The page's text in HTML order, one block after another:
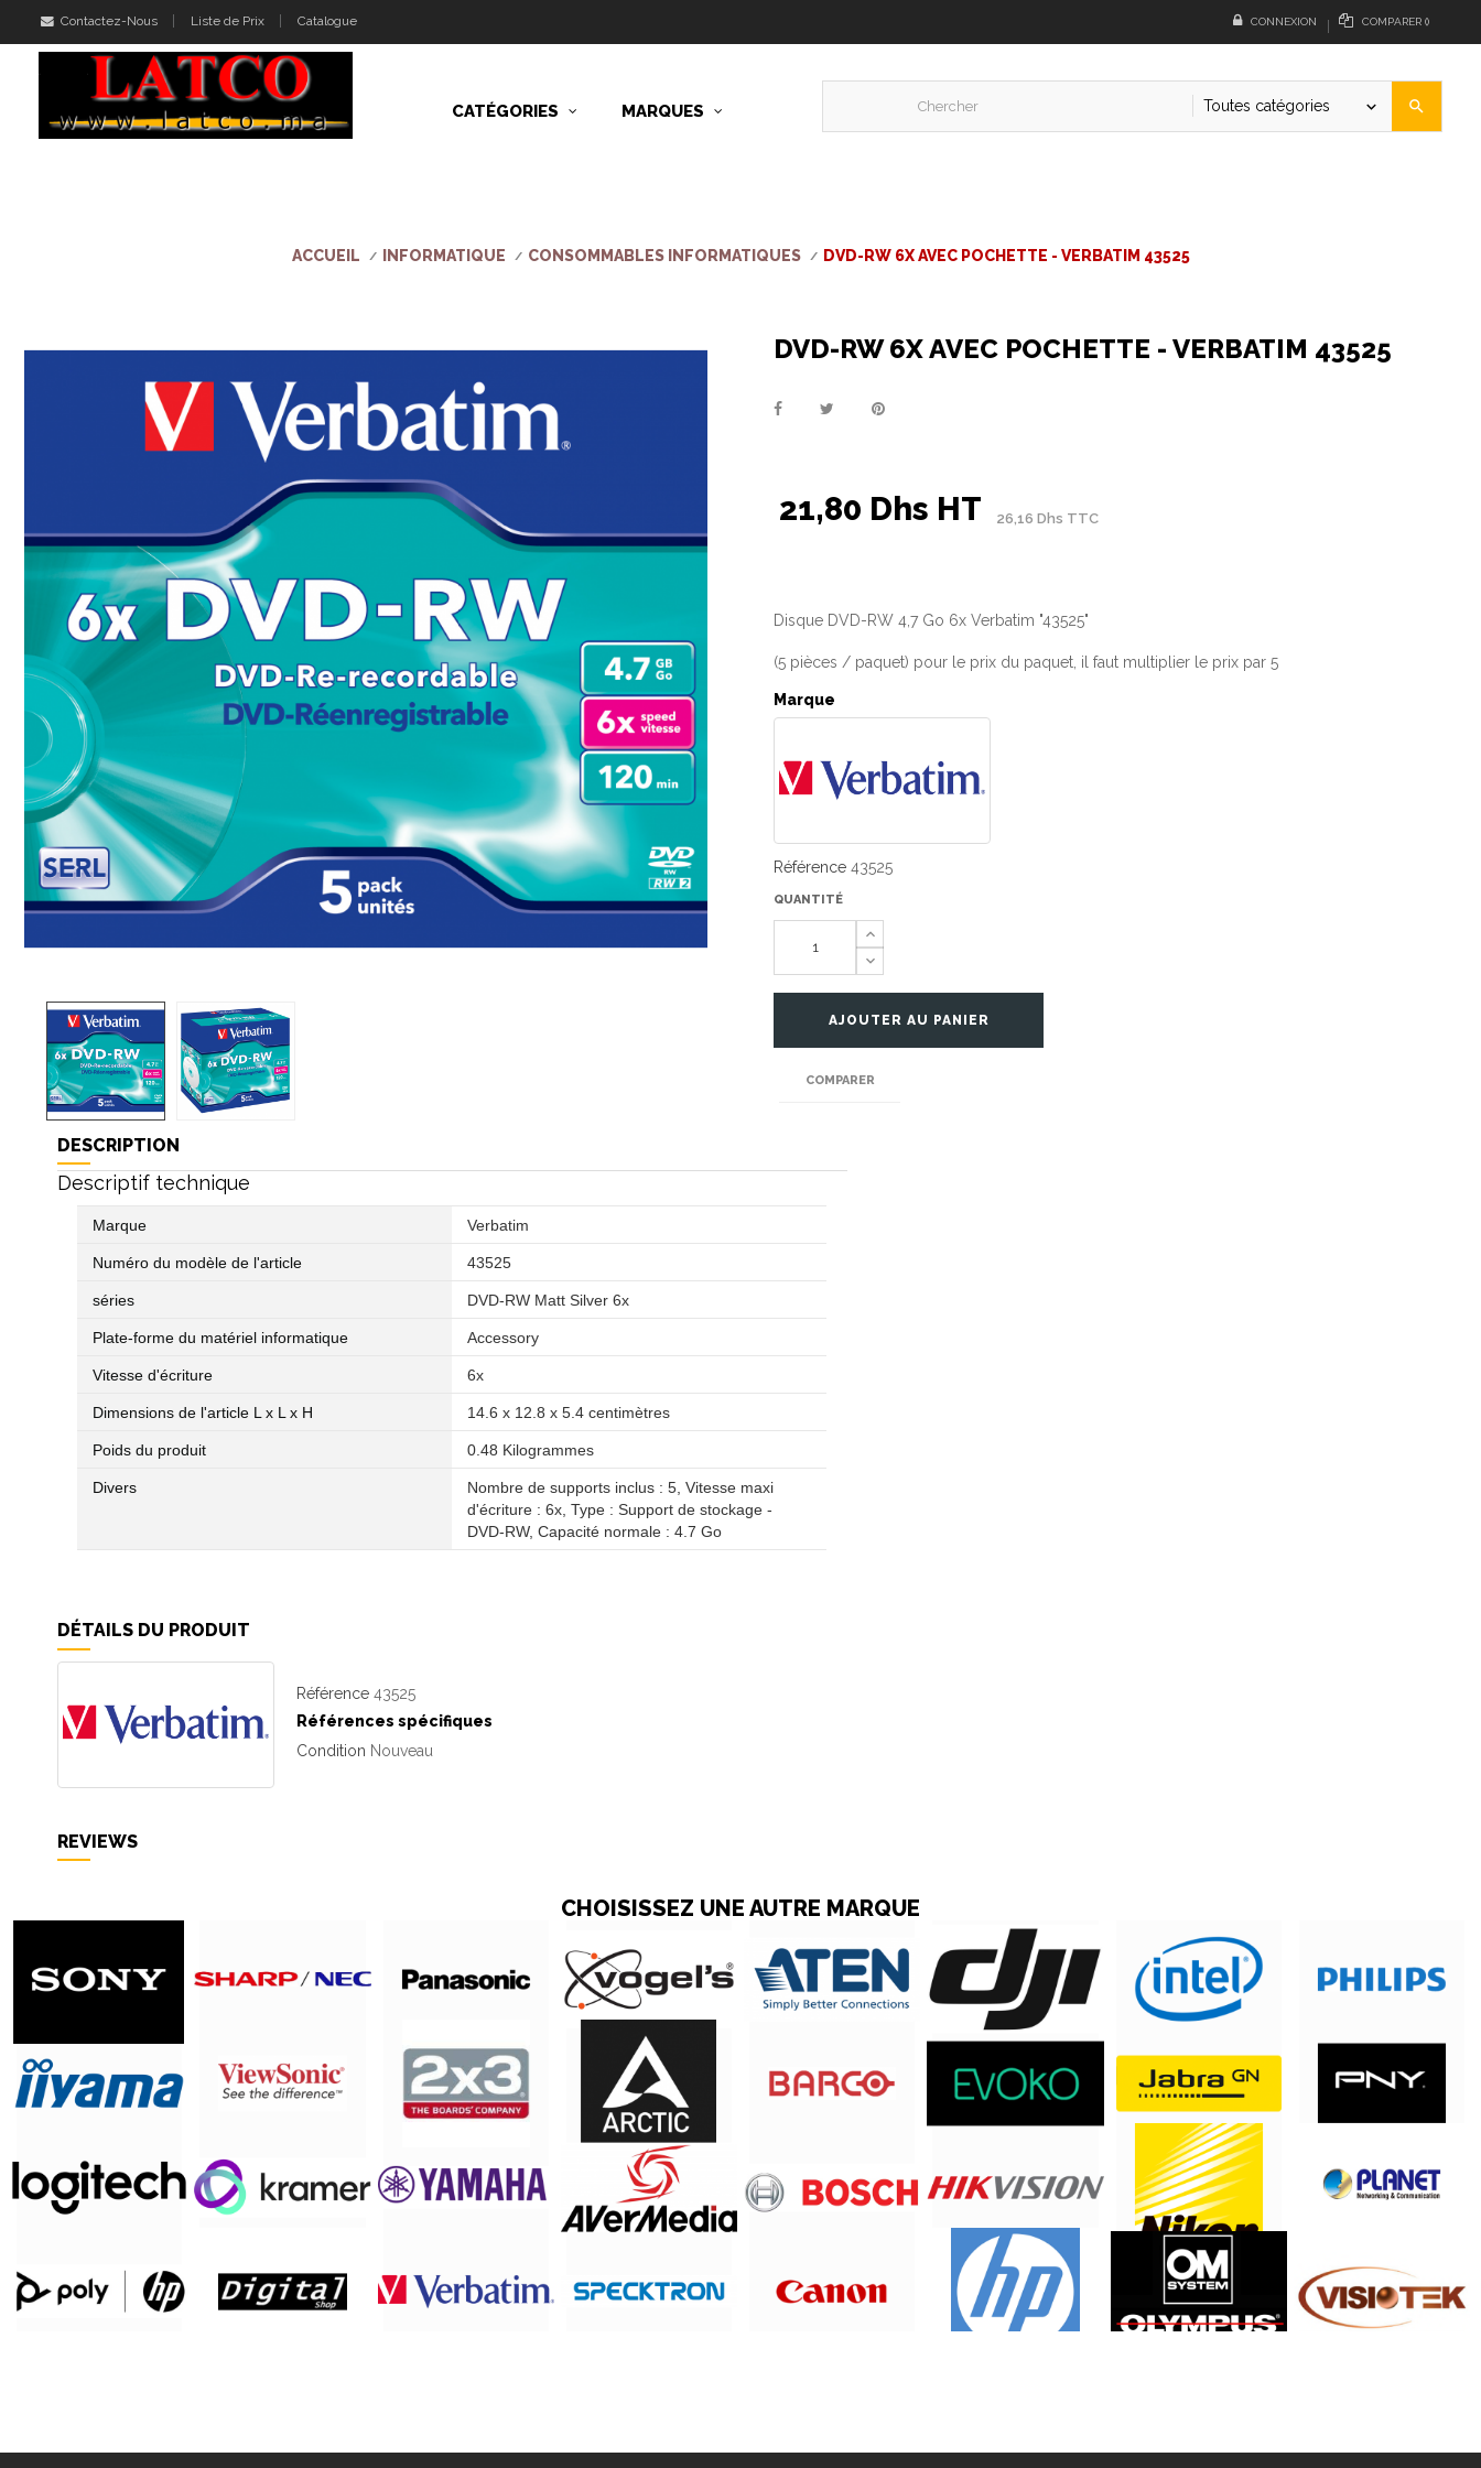
Contactez-Nous Liste de Prix Catalogue CONNEXION COMPARER ()
CATÉGORIES MARQUES Toutes catégories keyboard_arrow_down search
ACCUEIL INFORMATIQUE CONSOMMABLES INFORMATIQUES DVD-RW 6X AVEC POCHETTE - VERBATIM 43525
DVD-RW 6X AVEC POCHETTE - VERBATIM 43525
21,80 Dhs HT 26,16 Dhs TTC
Disque DVD-RW 4,7 Go 6x Verbatim "43525"
(5 pièces / paquet) pour le prix du paquet, il faut multiplier le prix par 5
Marque
Référence 43525
QUANTITÉ
AJOUTER AU PANIER
COMPARER
DESCRIPTION
Descriptif technique
Marque ‎Verbatim
Numéro du modèle de l'article ‎43525
séries ‎DVD-RW Matt Silver 6x
Plate-forme du matériel informatique ‎Accessory
Vitesse d'écriture ‎6x
Dimensions de l'article L x L x H ‎14.6 x 12.8 x 5.4 centimètres
Poids du produit ‎0.48 Kilogrammes
Divers
‎Nombre de supports inclus : 5, Vitesse maxi
d'écriture : 6x, Type : Support de stockage -
DVD-RW, Capacité normale : 4.7 Go
DÉTAILS DU PRODUIT
Référence 43525
Références spécifiques
Condition Nouveau
REVIEWS
CHOISISSEZ UNE AUTRE MARQUE